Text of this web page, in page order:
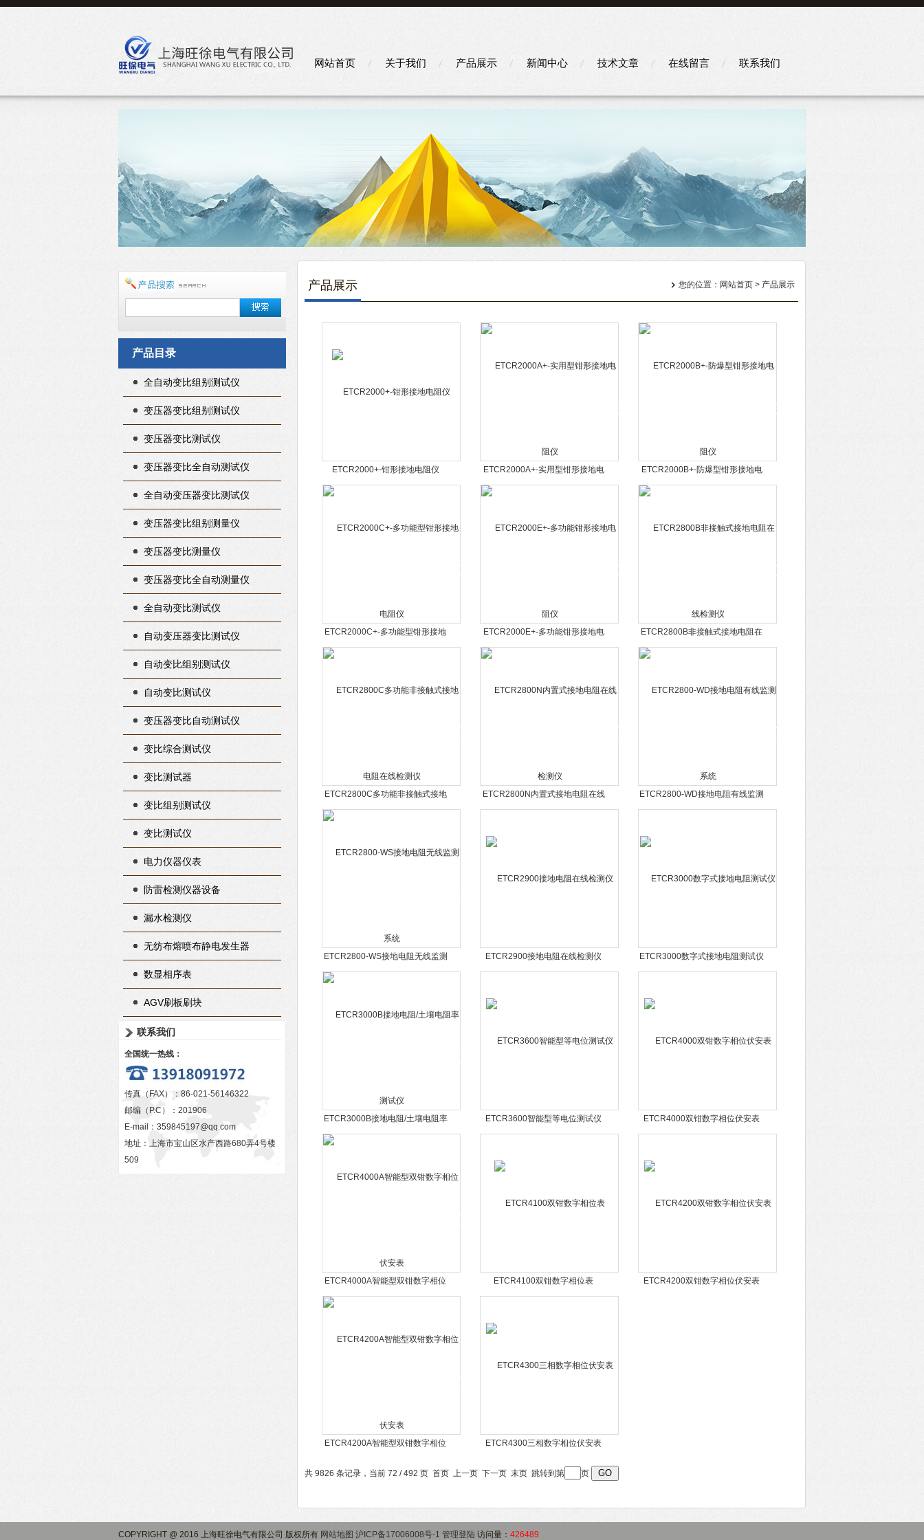
网站首页 关于我们 产品展示 新闻中心 技术文章 在线留言 联系我们
产品目录
全自动变比组别测试仪
变压器变比组别测试仪
变压器变比测试仪
变压器变比全自动测试仪
全自动变压器变比测试仪
变压器变比组别测量仪
变压器变比测量仪
变压器变比全自动测量仪
全自动变比测试仪
自动变压器变比测试仪
自动变比组别测试仪
自动变比测试仪
变压器变比自动测试仪
变比综合测试仪
变比测试器
变比组别测试仪
变比测试仪
电力仪器仪表
防雷检测仪器设备
漏水检测仪
无纺布熔喷布静电发生器
数显相序表
AGV刷板刷块
联系我们
全国统一热线：
传真（FAX）：86-021-56146322
邮编（P.C）：201906
E-mail： 359845197@qq.com
地址：上海市宝山区水产西路680弄4号楼
509
产品展示 您的位置： 网站首页 > 产品展示
ETCR2000+-钳形接地电阻仪
ETCR2000A+-实用型钳形接地电
阻仪
ETCR2000B+-防爆型钳形接地电
阻仪
ETCR2000C+-多功能型钳形接地
电阻仪
ETCR2000E+-多功能钳形接地电
阻仪
ETCR2800B非接触式接地电阻在
线检测仪
ETCR2800C多功能非接触式接地
电阻在线检测仪
ETCR2800N内置式接地电阻在线
检测仪
ETCR2800-WD接地电阻有线监测
系统
ETCR2800-WS接地电阻无线监测
系统
ETCR2900接地电阻在线检测仪 ETCR3000数字式接地电阻测试仪
ETCR3000B接地电阻/土壤电阻率
测试仪
ETCR3600智能型等电位测试仪 ETCR4000双钳数字相位伏安表
ETCR4000A智能型双钳数字相位
伏安表
ETCR4100双钳数字相位表 ETCR4200双钳数字相位伏安表
ETCR4200A智能型双钳数字相位
ETCR4300三相数字相位伏安表
共 9826 条记录，当前 72 / 492 页 首页 上一页 下一页 末页 跳转到第 页
COPYRIGHT @ 2016 上海旺徐电气有限公司 版权所有 网站地图 沪ICP备17006008号-1 管理登陆 访问量： 426489